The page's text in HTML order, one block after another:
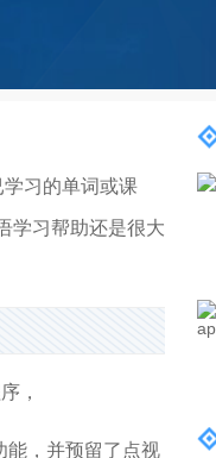
习的单词或课
学习帮助还是很大
，
能，并预留了点视